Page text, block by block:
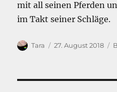
mit all seinen Pferden
im Takt seiner Schläge.
Autor
Tara
Veröffentlicht
27. August 2018